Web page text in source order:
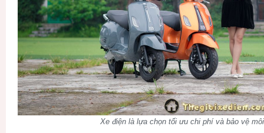
Xe điện là lựa chọn tối ưu chi phí và bảo vệ